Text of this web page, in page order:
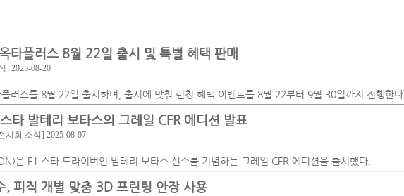
타플러스 8월 22일 출시 및 특별 혜택 판매
] 2025-08-20
러스를 8월 22일 출시하며, 출시에 맞춰 런칭 혜택 이벤트를 8월 22부터 9월 30일까지 진행한다.
타 발테리 보타스의 그레일 CFR 에디션 발표
시회 소식] 2025-08-07
은 F1 스타 드라이버인 발테리 보타스 선수를 기념하는 그레일 CFR 에디션을 출시했다.
, 피직 개별 맞춤 3D 프린팅 안장 사용